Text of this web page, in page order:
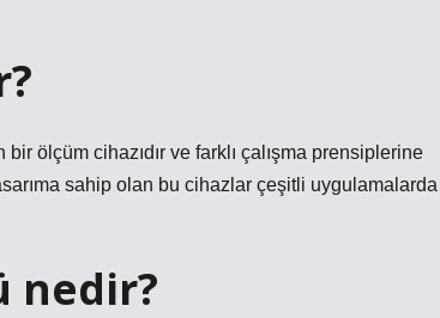
ölçüm cihazıdır ve farklı çalışma prensiplerine
sahip olan bu cihazlar çeşitli uygulamalarda
nedir?